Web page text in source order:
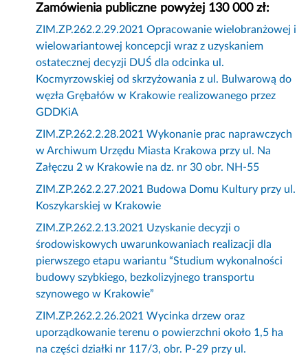
Zamówienia publiczne powyżej 130 000 zł:
ZIM.ZP.262.2.29.2021 Opracowanie wielobranżowej i
wielowariantowej koncepcji wraz z uzyskaniem
ostatecznej decyzji DUŚ dla odcinka ul.
Kocmyrzowskiej od skrzyżowania z ul. Bulwarową do
węzła Grębałów w Krakowie realizowanego przez
GDDKiA
ZIM.ZP.262.2.28.2021 Wykonanie prac naprawczych
w Archiwum Urzędu Miasta Krakowa przy ul. Na
Załęczu 2 w Krakowie na dz. nr 30 obr. NH-55
ZIM.ZP.262.2.27.2021 Budowa Domu Kultury przy ul.
Koszykarskiej w Krakowie
ZIM.ZP.262.2.13.2021 Uzyskanie decyzji o
środowiskowych uwarunkowaniach realizacji dla
pierwszego etapu wariantu “Studium wykonalności
budowy szybkiego, bezkolizyjnego transportu
szynowego w Krakowie”
ZIM.ZP.262.2.26.2021 Wycinka drzew oraz
uporządkowanie terenu o powierzchni około 1,5 ha
na części działki nr 117/3, obr. P-29 przy ul.